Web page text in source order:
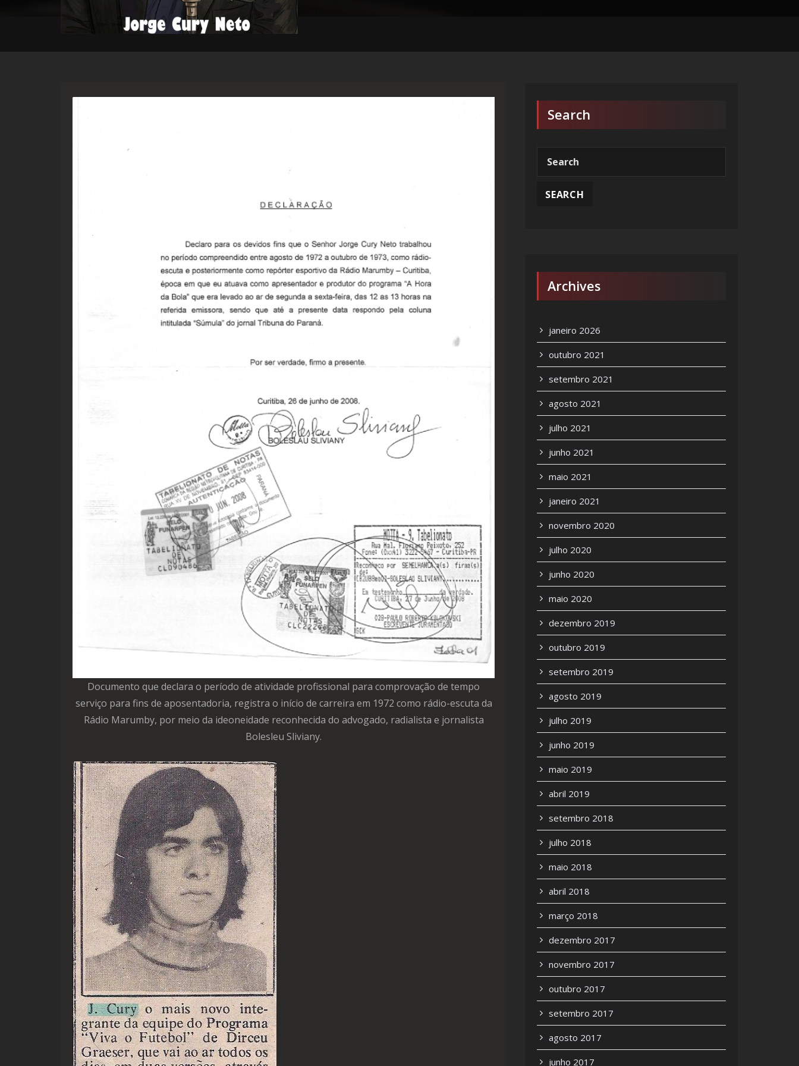
Documento que declara o período de atividade profissional para comprovação de tempo
serviço para fins de aposentadoria, registra o início de carreira em 1972 como rádio-escuta da
Rádio Marumby, por meio da ideoneidade reconhecida do advogado, radialista e jornalista
Bolesleu Sliviany.
Search
Archives
janeiro 2026
outubro 2021
setembro 2021
agosto 2021
julho 2021
junho 2021
maio 2021
janeiro 2021
novembro 2020
julho 2020
junho 2020
maio 2020
dezembro 2019
outubro 2019
setembro 2019
agosto 2019
julho 2019
junho 2019
maio 2019
abril 2019
setembro 2018
julho 2018
maio 2018
abril 2018
março 2018
dezembro 2017
novembro 2017
outubro 2017
setembro 2017
agosto 2017
junho 2017